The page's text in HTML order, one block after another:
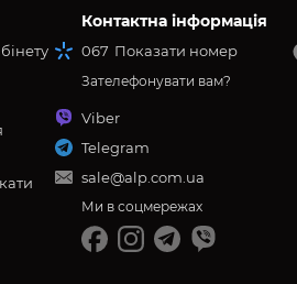
Контактна інформація
067 Показати номер
Зателефонувати вам?
Viber
Telegram
sale@alp.com.ua
Ми в соцмережах